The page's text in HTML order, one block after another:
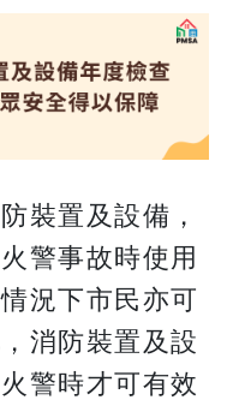
裝置及設備，
警事故時使用
況下市民亦可
消防裝置及設
警時才可有效